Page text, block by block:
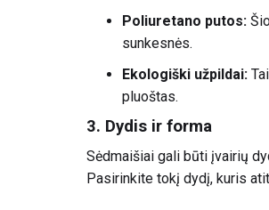
Poliuretano putos:
sunkesnės.
Ekologiški užpildai:
pluoštas.
3. Dydis ir forma
Sėdmaišiai gali būti įvairių
Pasirinkite tokį dydį, kuris